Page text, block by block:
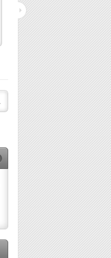
Withings, ça push ma balance ?
April 12, 2014, byAntor